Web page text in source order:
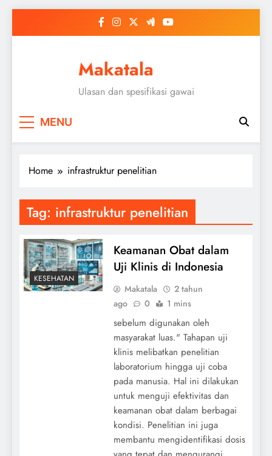
Makatala
Ulasan dan spesifikasi gawai
MENU
Home infrastruktur penelitian
Tag: infrastruktur penelitian
KESEHATAN
Keamanan Obat dalam
Uji Klinis di Indonesia
Makatala
2 tahun
ago
0 1 mins
sebelum digunakan oleh
masyarakat luas." Tahapan uji
klinis melibatkan penelitian
laboratorium hingga uji coba
pada manusia. Hal ini dilakukan
untuk menguji efektivitas dan
keamanan obat dalam berbagai
kondisi. Penelitian ini juga
membantu mengidentifikasi dosis